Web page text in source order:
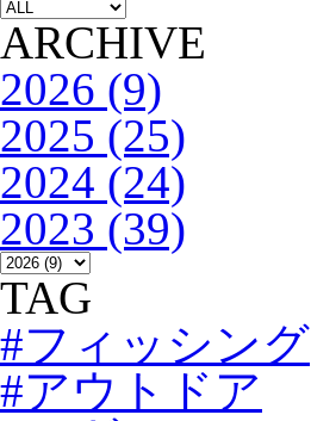
ARCHIVE
2026 (9)
2025 (25)
2024 (24)
2023 (39)
TAG
#フィッシング
#アウトドア